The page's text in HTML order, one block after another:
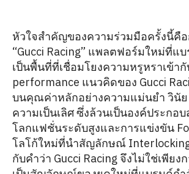
หัวใจสำคัญของความร่วมมือครั้งนี้คือ
“Gucci Racing” แพลตฟอร์มใหม่ที่แ
เป็นพื้นที่ที่เชื่อมโยงความหรูหราเข้า
performance แนวคิดของ Gucci
บนคุณค่าหลักอย่างความแม่นยำ วินัย
ความเป็นเลิศ ซึ่งล้วนเป็นองค์ประกอ
โลกแฟชั่นระดับสูงและการแข่งขัน
โลโก้ใหม่ที่นำสัญลักษณ์ Interlocking
กับคำว่า Gucci Racing จึงไม่ใช่เพีย